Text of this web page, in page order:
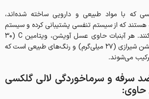
که با مواد طبیعی و دارویی ساخته شده‌اند،
که از سیستم تنفسی پشتیبانی کرده و سیستم
ایمنی را تقویت می‌کنند. هر آبنبات حاوی عسل آویشن، ویتامین C (30
میلی‌گرم)، عصاره آویشن شیرازی (27 میلی‌گرم) و رنگ‌های طبیعی است که
می‌شوند.
سرفه و سرماخوردگی لالی گلکسی
حاوی: